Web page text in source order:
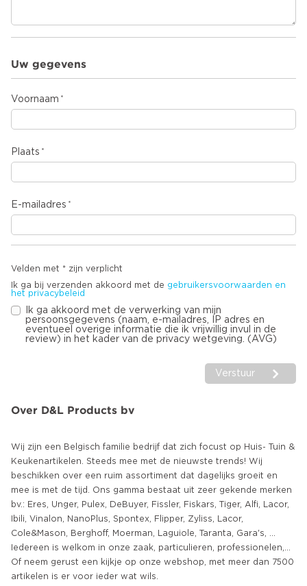
Uw gegevens
Voornaam
Plaats
E-mailadres
Velden met * zijn verplicht
Ik ga bij verzenden akkoord met de gebruikersvoorwaarden en
het privacybeleid
Ik ga akkoord met de verwerking van mijn
persoonsgegevens (naam, e-mailadres, IP adres en
eventueel overige informatie die ik vrijwillig invul in de
review) in het kader van de privacy wetgeving. (AVG)
Verstuur
Over D&L Products bv
Wij zijn een Belgisch familie bedrijf dat zich focust op Huis- Tuin &
Keukenartikelen. Steeds mee met de nieuwste trends! Wij
beschikken over een ruim assortiment dat dagelijks groeit en
mee is met de tijd. Ons gamma bestaat uit zeer gekende merken
bv.: Eres, Unger, Pulex, DeBuyer, Fissler, Fiskars, Tiger, Alfi, Lacor,
Ibili, Vinalon, NanoPlus, Spontex, Flipper, Zyliss, Lacor,
Cole&Mason, Berghoff, Moerman, Laguiole, Taranta, Gara's, ...
Iedereen is welkom in onze zaak, particulieren, professionelen,...
Of neem gerust een kijkje op onze webshop, met meer dan 7500